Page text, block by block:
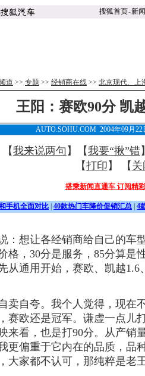
搜狐首页-新闻
道 >> 专题 >> 经销商在线 >> 北京现代、上
王阳：赛欧90分 凯
AUTO.SOHU.COM 2004年09月
我来说两句 】【我要“揪”错
【打印 】 【 关
搭乘新闻直通车 订阅精
手机全面对比 40款热门车降价促销汇总 4
想让各经销商给自己的车
格，30分是服务，85分算是
从通用开始，赛欧、凯越1.6
卖自夸。我个人觉得，现在
赛欧还是冠军。谦虚一点儿
来看，也是打90分。从产销
更偏重于它内在的品质，品
大家都不认可，那纯粹是老